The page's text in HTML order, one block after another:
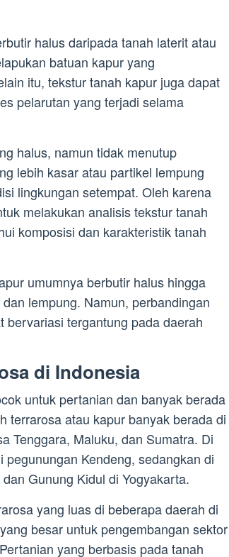
halus daripada tanah laterit atau
batuan kapur yang
itu, tekstur tanah kapur juga dapat
pelarutan yang terjadi selama
halus, namun tidak menutup
lebih kasar atau partikel lempung
lingkungan setempat. Oleh karena
melakukan analisis tekstur tanah
komposisi dan karakteristik tanah
umumnya berbutir halus hingga
lempung. Namun, perbandingan
tergantung pada daerah
di Indonesia
untuk pertanian dan banyak berada
terrarosa atau kapur banyak berada di
Tenggara, Maluku, dan Sumatra. Di
Kendeng, sedangkan di
Gunung Kidul di Yogyakarta.
yang luas di beberapa daerah di
besar untuk pengembangan sektor
yang berbasis pada tanah